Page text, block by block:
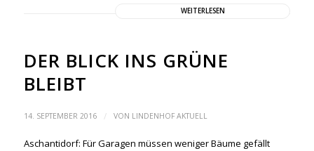
WEITERLESEN
DER BLICK INS GRÜNE
BLEIBT
14. SEPTEMBER 2016 / VON LINDENHOF AKTUELL
Aschantidorf: Für Garagen müssen weniger Bäume gefällt